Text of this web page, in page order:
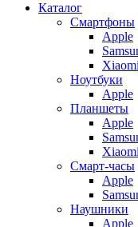
Каталог
Смартфоны
Apple
Xiaomi
Ноутбуки
Apple
Планшеты
Apple
Xiaomi
Смарт-часы
Apple
Наушники
Apple